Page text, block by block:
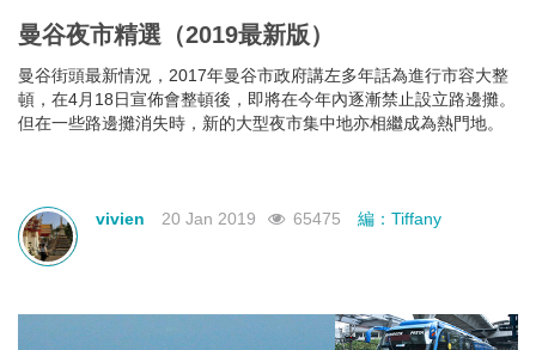
曼谷夜市精選（2019最新版）
曼谷街頭最新情況，2017年曼谷市政府講左多年話為進行市容大整
頓，在4月18日宣佈會整頓後，即將在今年內逐漸禁止設立路邊攤。
但在一些路邊攤消失時，新的大型夜市集中地亦相繼成為熱門地。
vivien 20 Jan 2019 65475 編：Tiffany